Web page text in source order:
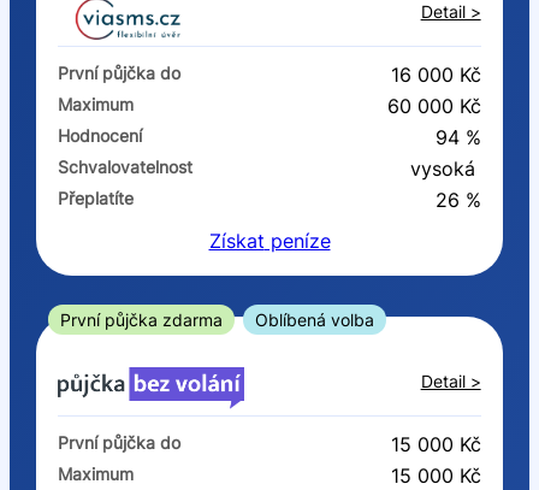
První půjčka zdarma
–
ano
Ve zkušebce
ano
ne
V exekuci
ano
ne
Detail >
První půjčka do 16 000 Kč
Maximum 60 000 Kč
Hodnocení 94 %
Schvalovatelnost vysoká
Přeplatíte
26 %
Získat peníze
První půjčka zdarma Oblíbená volba
Detail >
První půjčka do 15 000 Kč
Maximum 15 000 Kč